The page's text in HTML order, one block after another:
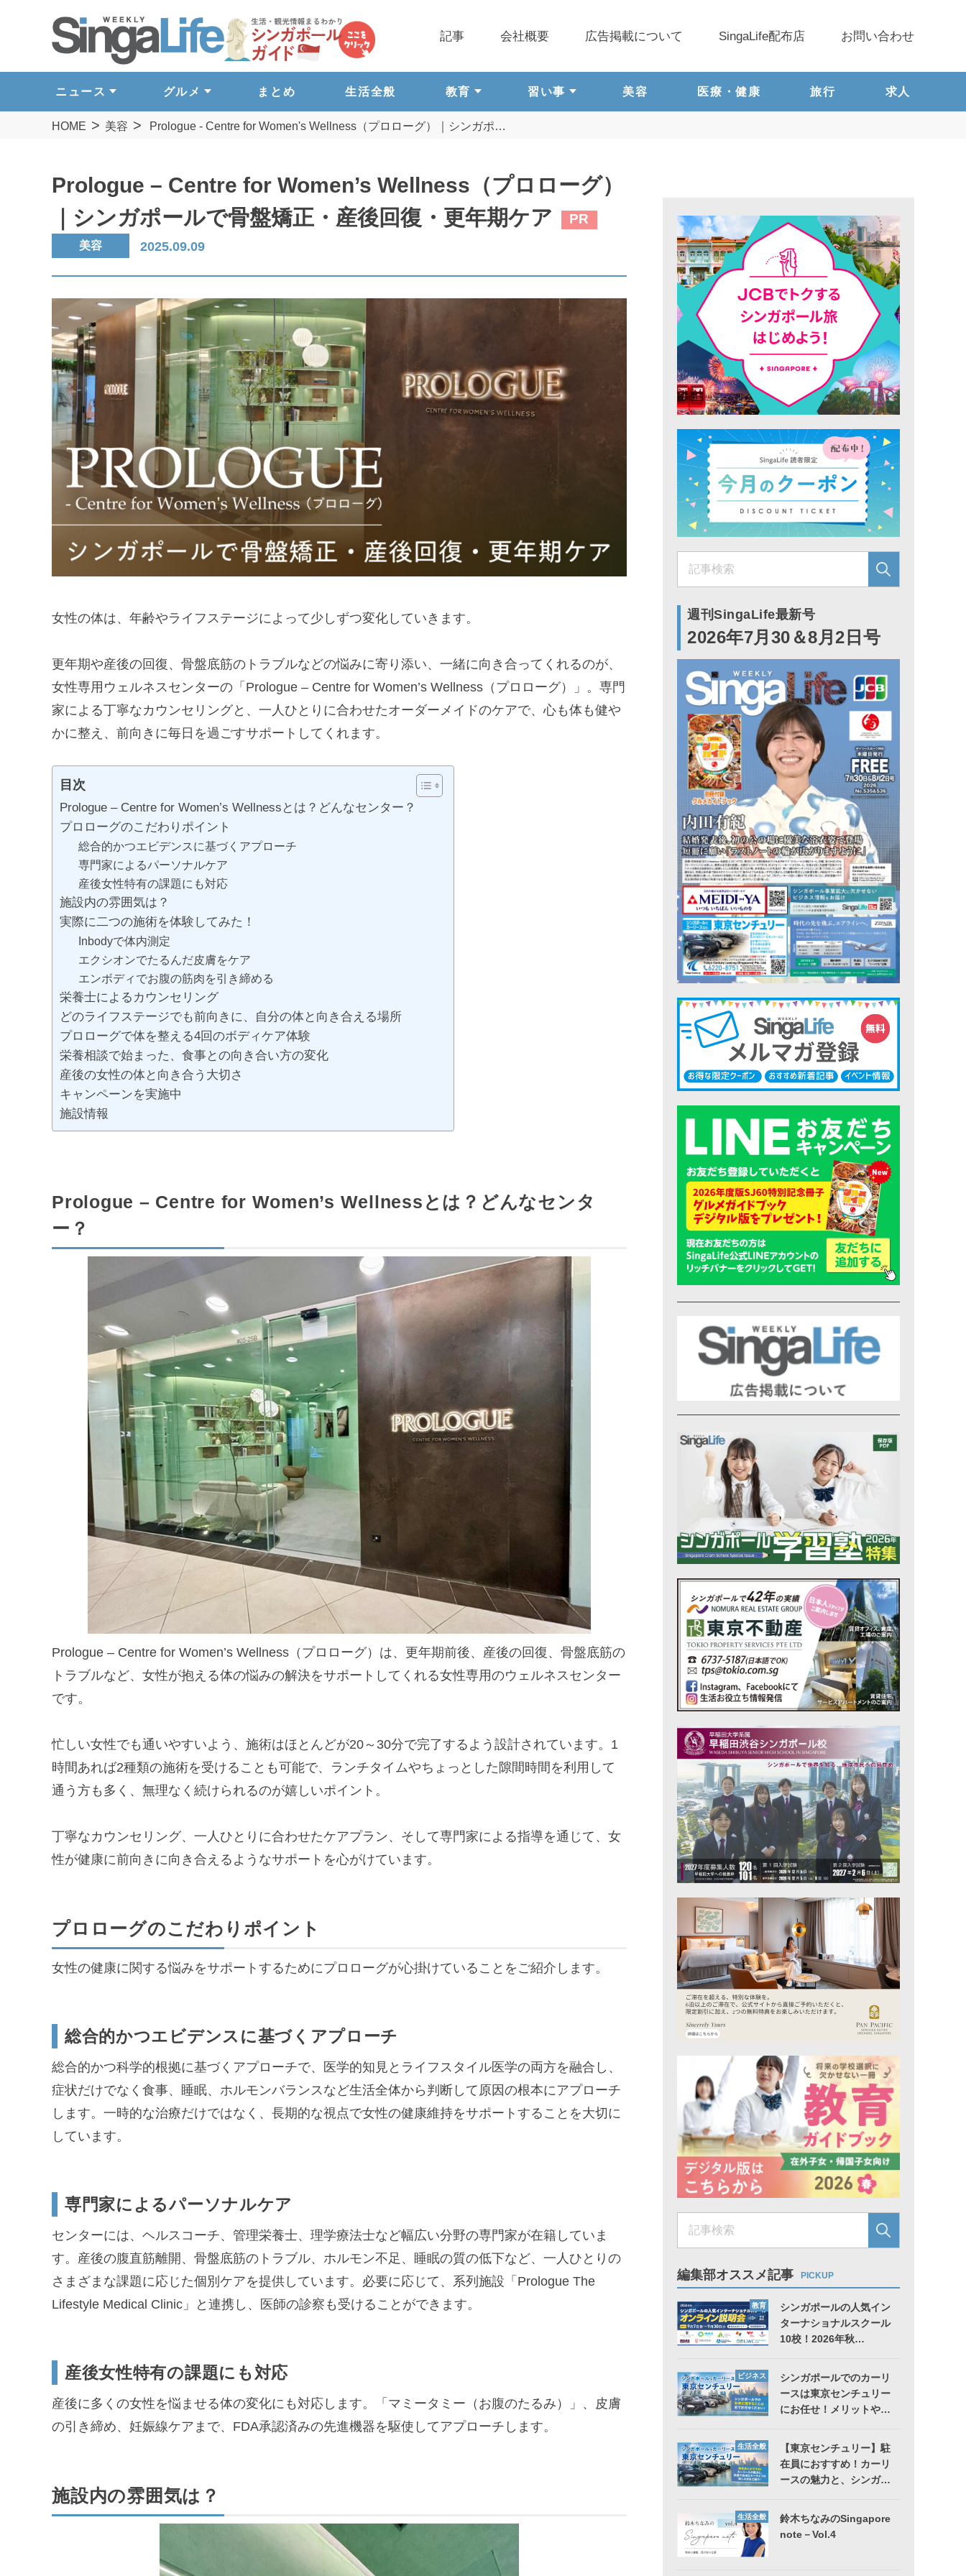
ニュース グルメ まとめ 生活全般 教育 習い事 美容 医療・健康 旅行 求人
記事 会社概要 広告掲載について SingaLife配布店 お問い合わせ
HOME 美容 Prologue - Centre for Women's Wellness（プロローグ）｜シンガポ…
Prologue – Centre for Women’s Wellness（プロローグ）
｜シンガポールで骨盤矯正・産後回復・更年期ケア
PR
美容 2025.09.09
女性の体は、年齢やライフステージによって少しずつ変化していきます。
更年期や産後の回復、骨盤底筋のトラブルなどの悩みに寄り添い、一緒に向き合ってくれるのが、
女性専用ウェルネスセンターの「Prologue – Centre for Women’s Wellness（プロローグ）」。専門
家による丁寧なカウンセリングと、一人ひとりに合わせたオーダーメイドのケアで、心も体も健や
かに整え、前向きに毎日を過ごすサポートしてくれます。
目次
Prologue – Centre for Women’s Wellnessとは？どんなセンター？
プロローグのこだわりポイント
総合的かつエビデンスに基づくアプローチ
専門家によるパーソナルケア
産後女性特有の課題にも対応
施設内の雰囲気は？
実際に二つの施術を体験してみた！
Inbodyで体内測定
エクシオンでたるんだ皮膚をケア
エンボディでお腹の筋肉を引き締める
栄養士によるカウンセリング
どのライフステージでも前向きに、自分の体と向き合える場所
プロローグで体を整える4回のボディケア体験
栄養相談で始まった、食事との向き合い方の変化
産後の女性の体と向き合う大切さ
キャンペーンを実施中
施設情報
Prologue – Centre for Women’s Wellnessとは？どんなセンタ
ー？
Prologue – Centre for Women’s Wellness（プロローグ）は、更年期前後、産後の回復、骨盤底筋の
トラブルなど、女性が抱える体の悩みの解決をサポートしてくれる女性専用のウェルネスセンター
です。
忙しい女性でも通いやすいよう、施術はほとんどが20～30分で完了するよう設計されています。1
時間あれば2種類の施術を受けることも可能で、ランチタイムやちょっとした隙間時間を利用して
通う方も多く、無理なく続けられるのが嬉しいポイント。
丁寧なカウンセリング、一人ひとりに合わせたケアプラン、そして専門家による指導を通じて、女
性が健康に前向きに向き合えるようなサポートを心がけています。
プロローグのこだわりポイント
女性の健康に関する悩みをサポートするためにプロローグが心掛けていることをご紹介します。
総合的かつエビデンスに基づくアプローチ
総合的かつ科学的根拠に基づくアプローチで、医学的知見とライフスタイル医学の両方を融合し、
症状だけでなく食事、睡眠、ホルモンバランスなど生活全体から判断して原因の根本にアプローチ
します。一時的な治療だけではなく、長期的な視点で女性の健康維持をサポートすることを大切に
しています。
専門家によるパーソナルケア
センターには、ヘルスコーチ、管理栄養士、理学療法士など幅広い分野の専門家が在籍していま
す。産後の腹直筋離開、骨盤底筋のトラブル、ホルモン不足、睡眠の質の低下など、一人ひとりの
さまざまな課題に応じた個別ケアを提供しています。必要に応じて、系列施設「Prologue The
Lifestyle Medical Clinic」と連携し、医師の診察も受けることができます。
産後女性特有の課題にも対応
産後に多くの女性を悩ませる体の変化にも対応します。「マミータミー（お腹のたるみ）」、皮膚
の引き締め、妊娠線ケアまで、FDA承認済みの先進機器を駆使してアプローチします。
施設内の雰囲気は？
週刊SingaLife最新号
2026年7月30＆8月2日号
編集部オススメ記事 PICKUP
教育
シンガポールの人気イン
ターナショナルスクール
10校！2026年秋…
ビジネス
シンガポールでのカーリ
ースは東京センチュリー
にお任せ！メリットや…
生活全般
【東京センチュリー】駐
在員におすすめ！カーリ
ースの魅力と、シンガ…
生活全般
鈴木ちなみのSingapore
note－Vol.4